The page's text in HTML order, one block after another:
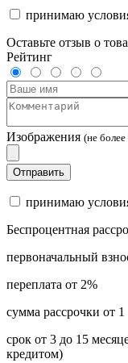
принимаю
Оставьте отзыв о
Рейтинг
Изображения (не
Отправить
принимаю
Беспроцентная
первоначальный
переплата от 2%
сумма рассрочки от
срок от 3 до 15
кредитом)